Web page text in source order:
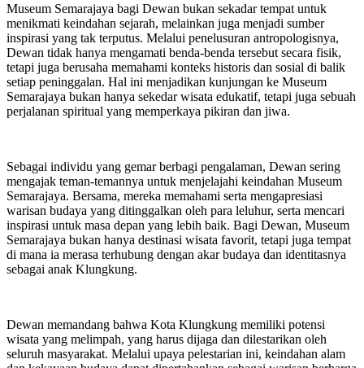
Museum Semarajaya bagi Dewan bukan sekadar tempat untuk
menikmati keindahan sejarah, melainkan juga menjadi sumber
inspirasi yang tak terputus. Melalui penelusuran antropologisnya,
Dewan tidak hanya mengamati benda-benda tersebut secara fisik,
tetapi juga berusaha memahami konteks historis dan sosial di balik
setiap peninggalan. Hal ini menjadikan kunjungan ke Museum
Semarajaya bukan hanya sekedar wisata edukatif, tetapi juga sebuah
perjalanan spiritual yang memperkaya pikiran dan jiwa.
Sebagai individu yang gemar berbagi pengalaman, Dewan sering
mengajak teman-temannya untuk menjelajahi keindahan Museum
Semarajaya. Bersama, mereka memahami serta mengapresiasi
warisan budaya yang ditinggalkan oleh para leluhur, serta mencari
inspirasi untuk masa depan yang lebih baik. Bagi Dewan, Museum
Semarajaya bukan hanya destinasi wisata favorit, tetapi juga tempat
di mana ia merasa terhubung dengan akar budaya dan identitasnya
sebagai anak Klungkung.
Dewan memandang bahwa Kota Klungkung memiliki potensi
wisata yang melimpah, yang harus dijaga dan dilestarikan oleh
seluruh masyarakat. Melalui upaya pelestarian ini, keindahan alam